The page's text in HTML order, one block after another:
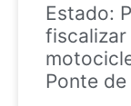
Estado:
fiscalizar
Ponte